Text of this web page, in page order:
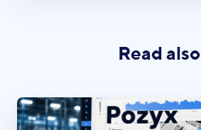
Read also